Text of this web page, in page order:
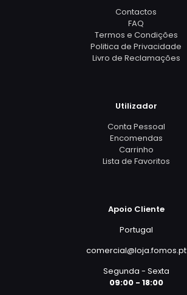
Contactos
FAQ
Termos e Condições
Politica de Privacidade
Livro de Reclamações
Utilizador
Conta Pessoal
Encomendas
Carrinho
Lista de Favoritos
Apoio Cliente
Portugal
comercial@loja.fomos.pt
Segunda - Sexta
09:00 - 18:00